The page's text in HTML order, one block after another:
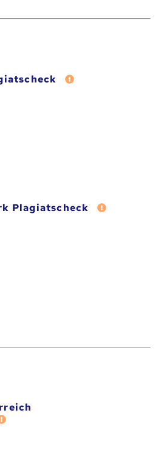
Fehler melden
Plagiatscheck Fehler
Fehler melden